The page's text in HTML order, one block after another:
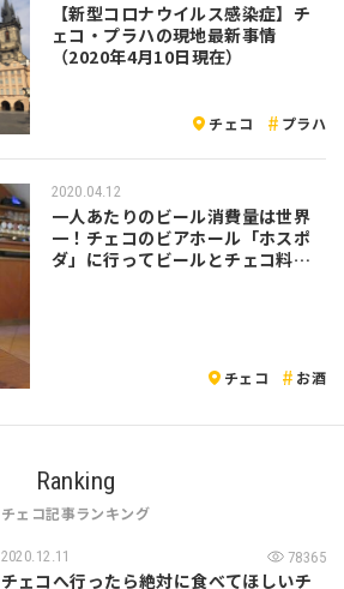
【新型コロナウイルス感染症】チ
ェコ・プラハの現地最新事情
（2020年4月10日現在）
チェコ プラハ
2020.04.12
一人あたりのビール消費量は世界
一！チェコのビアホール「ホスポ
ダ」に行ってビールとチェコ料理
チェコ お酒
Ranking
チェコ記事ランキング
2020.12.11 78365
チェコへ行ったら絶対に食べてほしいチ